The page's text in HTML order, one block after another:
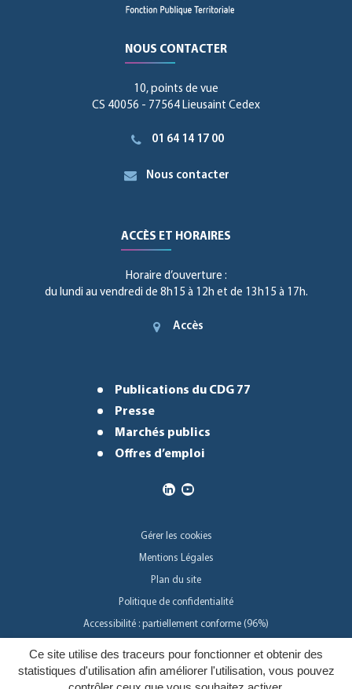
Ce site utilise des traceurs pour fonctionner et obtenir des
statistiques d'utilisation afin améliorer l'utilisation, vous pouvez
NOUS CONTACTER
10, points de vue
CS 40056 - 77564 Lieusaint Cedex
01 64 14 17 00
Nous contacter
ACCÈS ET HORAIRES
Horaire d’ouverture :
du lundi au vendredi de 8h15 à 12h et de 13h15 à 17h.
Accès
Publications du CDG 77
Presse
Marchés publics
Offres d’emploi
Gérer les cookies
Mentions Légales
Plan du site
Politique de confidentialité
Accessibilité : partiellement conforme (96%)
Inovagora